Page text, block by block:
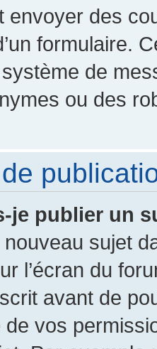
envoyer des
formulaire.
de
ou des
je publier un
sujet
l’écran du
avant de
vos